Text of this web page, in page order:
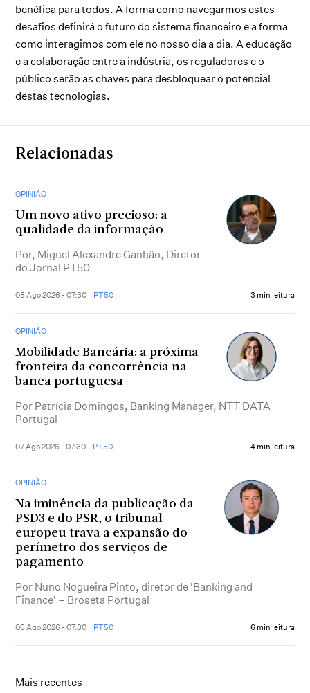
benéfica para todos. A forma como navegarmos estes
desafios definirá o futuro do sistema financeiro e a forma
como interagimos com ele no nosso dia a dia. A educação
e a colaboração entre a indústria, os reguladores e o
público serão as chaves para desbloquear o potencial
destas tecnologias.
Relacionadas
OPINIÃO
Um novo ativo precioso: a
qualidade da informação
Por, Miguel Alexandre Ganhão, Diretor
do Jornal PT50
08 Ago 2026 - 07:30 PT50 3 min leitura
OPINIÃO
Mobilidade Bancária: a próxima
fronteira da concorrência na
banca portuguesa
Por Patrícia Domingos, Banking Manager, NTT DATA
Portugal
07 Ago 2026 - 07:30 PT50 4 min leitura
OPINIÃO
Na iminência da publicação da
PSD3 e do PSR, o tribunal
europeu trava a expansão do
perímetro dos serviços de
pagamento
Por Nuno Nogueira Pinto, diretor de 'Banking and
Finance' – Broseta Portugal
06 Ago 2026 - 07:30 PT50 6 min leitura
Mais recentes